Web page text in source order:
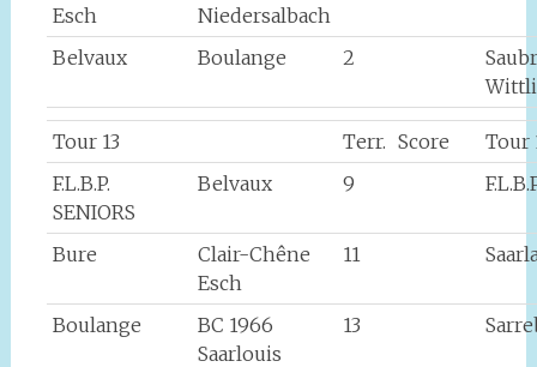
Esch
Niedersalbach
Belvaux Boulange 2
Tour 13 Terr. Score
Tour
F.L.B.P.
SENIORS
Belvaux 9
Bure
Clair-Chêne
Esch
11
Boulange
BC 1966
Saarlouis
13